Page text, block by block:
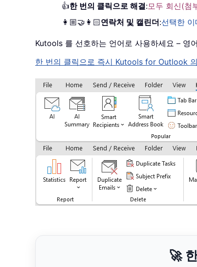
👍한 번의 클릭으로 해결:모두 회신(첨
👩🏼‍🤝‍👩🏻연락처 및 캘린더:선택한
Kutools 를 선호하는 언어로 사용하세요 – 영
한 번의 클릭으로 즉시 Kutools for Outlook
🚀